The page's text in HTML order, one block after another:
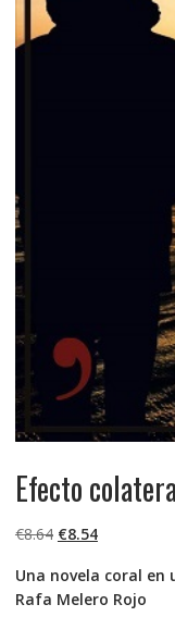
Efecto
€8.64 El
original
era:
€8.54El
actual
es:
Una novela coral en
Rafa Melero Rojo